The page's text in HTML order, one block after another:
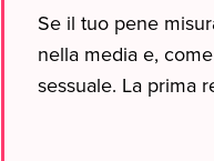
Se il tuo pene
nella media e,
sessuale. La prima